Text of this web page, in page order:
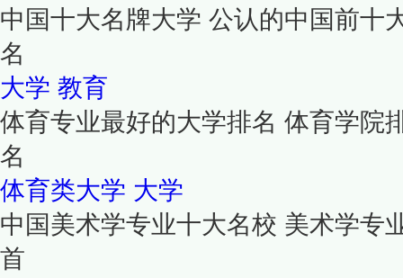
中国十大名牌大学 公认的中国前十
名
大学 教育
体育专业最好的大学排名 体育学院
名
体育类大学 大学
中国美术学专业十大名校 美术学专
首